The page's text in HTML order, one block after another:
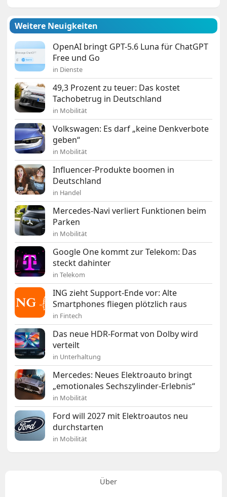
Weitere Neuigkeiten
OpenAI bringt GPT-5.6 Luna für ChatGPT
Free und Go
in Dienste
49,3 Prozent zu teuer: Das kostet
Tachobetrug in Deutschland
in Mobilität
Volkswagen: Es darf „keine Denkverbote
geben“
in Mobilität
Influencer-Produkte boomen in
Deutschland
in Handel
Mercedes-Navi verliert Funktionen beim
Parken
in Mobilität
Google One kommt zur Telekom: Das
steckt dahinter
in Telekom
ING zieht Support-Ende vor: Alte
Smartphones fliegen plötzlich raus
in Fintech
Das neue HDR-Format von Dolby wird
verteilt
in Unterhaltung
Mercedes: Neues Elektroauto bringt
„emotionales Sechszylinder-Erlebnis“
in Mobilität
Ford will 2027 mit Elektroautos neu
durchstarten
in Mobilität
Über